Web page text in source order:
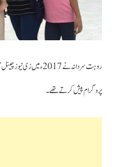
روہت سردانہ نے 2017ء
پروگرام پیش کرتے تھے۔